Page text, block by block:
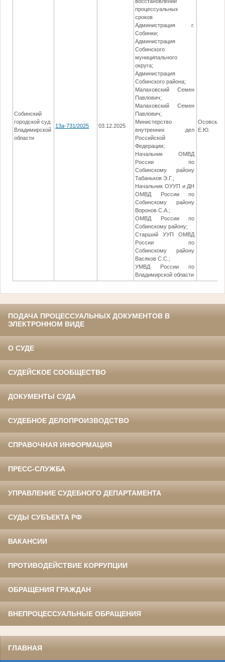
Собинский
городской суд
Владимирской
области
13а-731/2025 03.12.2025
процессуальных
сроков
Администрация г.
Собинки;
Администрация
Собинского
муниципального
округа;
Администрация
Собинского района;
Малаховский Семен
Павлович;
Малаховский Семен
Павлович;
Министерство
внутренних дел
Российской
Федерации;
Начальник ОМВД
России по
Собинскому району
Табаньков Э.Г.;
Начальник ОУУП и ДН
ОМВД России по
Собинскому району
Воронов С.А.;
ОМВД России по
Собинскому району;
Старший УУП ОМВД
России по
Собинскому району
Васяков С.С.;
УМВД России по
Владимирской области
Осовская
Е.Ю.
ПОДАЧА ПРОЦЕССУАЛЬНЫХ ДОКУМЕНТОВ В
ЭЛЕКТРОННОМ ВИДЕ
О СУДЕ
СУДЕЙСКОЕ СООБЩЕСТВО
ДОКУМЕНТЫ СУДА
СУДЕБНОЕ ДЕЛОПРОИЗВОДСТВО
СПРАВОЧНАЯ ИНФОРМАЦИЯ
ПРЕСС-СЛУЖБА
УПРАВЛЕНИЕ СУДЕБНОГО ДЕПАРТАМЕНТА
СУДЫ СУБЪЕКТА РФ
ВАКАНСИИ
ПРОТИВОДЕЙСТВИЕ КОРРУПЦИИ
ОБРАЩЕНИЯ ГРАЖДАН
ВНЕПРОЦЕССУАЛЬНЫЕ ОБРАЩЕНИЯ
ГЛАВНАЯ